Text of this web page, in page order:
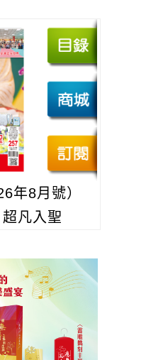
年8月號）
凡入聖